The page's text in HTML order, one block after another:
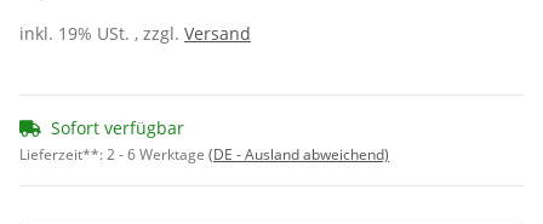
inkl. 19% USt. , zzgl. Versand
Sofort verfügbar
Lieferzeit**:2 - 6 Werktage (DE - Ausland abweichend)